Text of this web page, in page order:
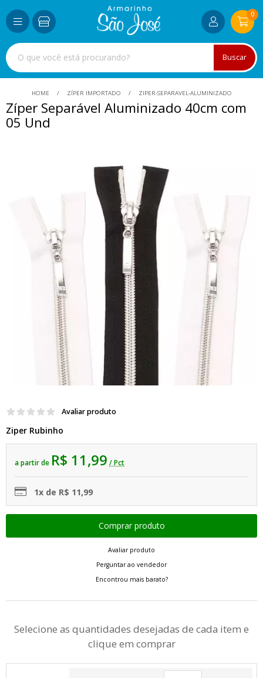
Buscar
0
HOME ZÍPER IMPORTADO ZIPER-SEPARAVEL-ALUMINIZADO
Zíper Separável Aluminizado 40cm com
05 Und
Avaliar produto
Ziper Rubinho
a partir de R$ 11,99 / Pct
1x de R$ 11,99
Avaliar produto
Perguntar ao vendedor
Encontrou mais barato?
Selecione as quantidades desejadas de cada item e
clique em comprar